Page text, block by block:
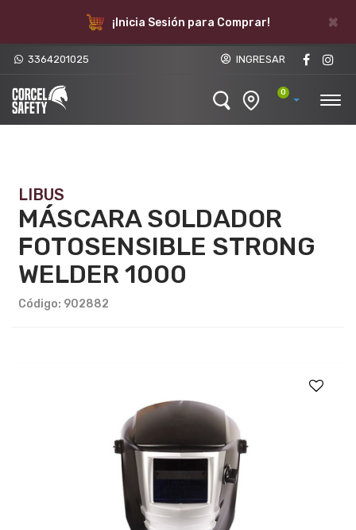
×
¡Inicia Sesión para Comprar!
3364201025 INGRESAR
0
LIBUS
MÁSCARA SOLDADOR
FOTOSENSIBLE STRONG
WELDER 1000
Código: 902882